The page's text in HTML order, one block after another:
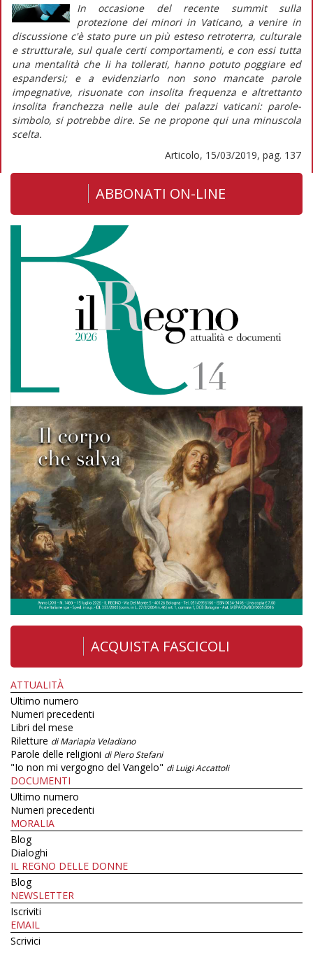
In occasione del recente summit sulla
protezione dei minori in Vaticano, a venire in
discussione c'è stato pure un più esteso retroterra, culturale
e strutturale, sul quale certi comportamenti, e con essi tutta
una mentalità che li ha tollerati, hanno potuto poggiare ed
espandersi; e a evidenziarlo non sono mancate parole
impegnative, risuonate con insolita frequenza e altrettanto
insolita franchezza nelle aule dei palazzi vaticani: parole-
simbolo, si potrebbe dire. Se ne propone qui una minuscola
scelta.
Articolo, 15/03/2019, pag. 137
ABBONATI ON-LINE
ACQUISTA FASCICOLI
ATTUALITÀ
Ultimo numero
Numeri precedenti
Libri del mese
Riletture di Mariapia Veladiano
Parole delle religioni di Piero Stefani
"Io non mi vergogno del Vangelo" di Luigi Accattoli
DOCUMENTI
Ultimo numero
Numeri precedenti
MORALIA
Blog
Dialoghi
IL REGNO DELLE DONNE
Blog
NEWSLETTER
Iscriviti
EMAIL
Scrivici